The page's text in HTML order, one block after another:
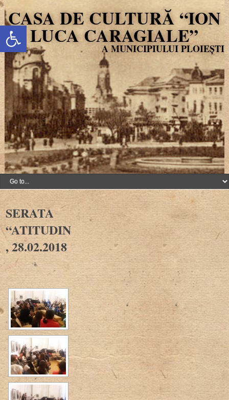
Deschide bara de unelte
CASA DE CULTURĂ “ION
LUCA CARAGIALE”
SERATA
“ATITUDINI”
, 28.02.2018